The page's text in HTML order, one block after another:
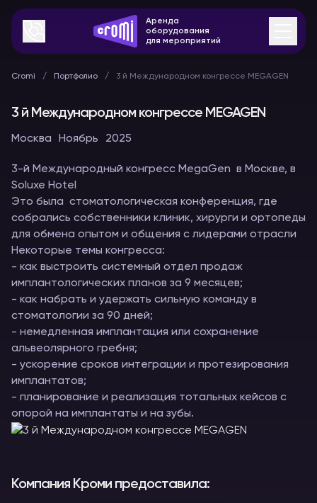
Аренда
оборудования
для мероприятий
Cromi Портфолио 3 й Международном конгрессе MEGAGEN
3 й Международном конгрессе MEGAGEN
Москва Ноябрь 2025
3-й Международный конгресс MegaGen в Москве, в
Soluxe Hotel
Это была стоматологическая конференция, где
собрались собственники клиник, хирурги и ортопеды
для обмена опытом и общения с лидерами отрасли
Некоторые темы конгресса:
- как выстроить системный отдел продаж
имплантологических планов за 9 месяцев;
- как набрать и удержать сильную команду в
стоматологии за 90 дней;
- немедленная имплантация или сохранение
альвеолярного гребня;
- ускорение сроков интеграции и протезирования
имплантатов;
- планирование и реализация тотальных кейсов с
опорой на имплантаты и на зубы.
Компания Кроми предоставила: